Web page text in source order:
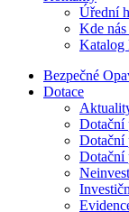
Úřední
Kde nás
Katalog
Bezpečné
Dotace
Dotační
Dotační
Dotační